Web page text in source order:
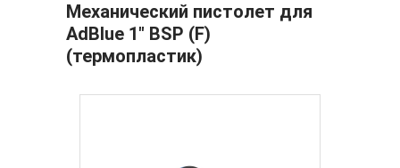
Механический пистолет для
AdBlue 1" BSP (F)
(термопластик)